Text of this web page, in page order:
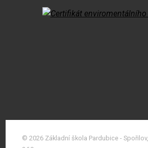
© 2026 Základní škola Pardubice -